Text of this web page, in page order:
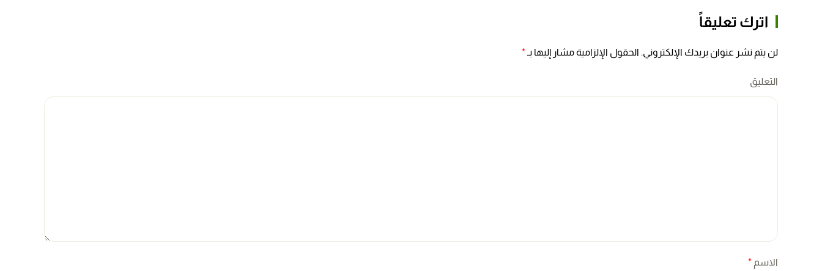
اترك تعليقاً
لن يتم نشر عنوان بريدك الإلكتروني. الحقول الإلزامية مشار إليها بـ*
التعليق
الاسم *